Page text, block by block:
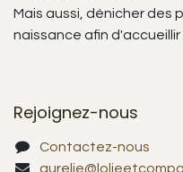
Mais aussi, dénicher des
naissance afin
Rejoignez-nous
Contactez-nous